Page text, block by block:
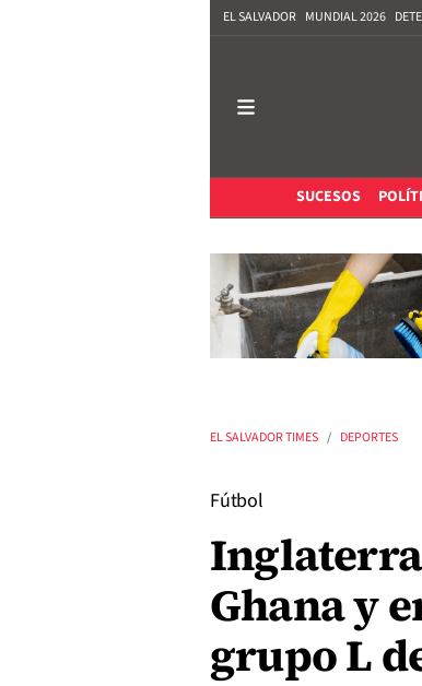
EL SALVADOR MUNDIAL 2026
SUCESOS
EL SALVADOR TIMES DEPORTES
Fútbol
Ghana y
grupo L